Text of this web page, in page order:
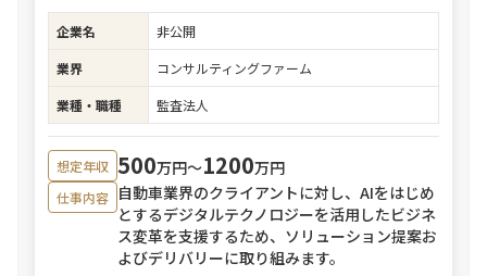
企業名
非公開
業界
コンサルティングファーム
業種・職種
監査法人
想定年収 500万円〜1200万円
仕事内容 自動車業界のクライアントに対し、AIをはじめ
とするデジタルテクノロジーを活用したビジネ
ス変革を支援するため、ソリューション提案お
よびデリバリーに取り組みます。